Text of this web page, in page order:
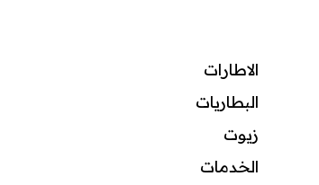
الاطارات
البطاريات
زيوت
الخدمات